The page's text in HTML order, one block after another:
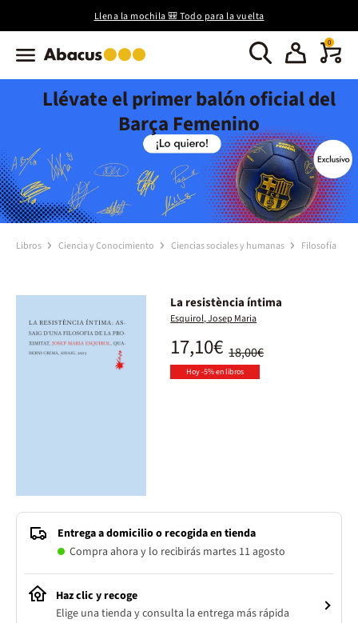
Llena la mochila 🎒 Todo para la vuelta
0
Llévate el primer balón oficial del
Barça Femenino
Libros Ciencia y Conocimiento Ciencias sociales y humanas Filosofía
La resistència íntima
Esquirol, Josep Maria
18,00€
17,10€
Hoy -5% en libros
Entrega a domicilio o recogida en tienda
Compra ahora y lo recibirás martes 11 agosto
Haz clic y recoge
Elige una tienda y consulta la entrega más rápida